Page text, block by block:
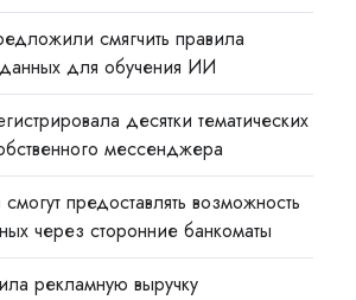
смягчить правила
для обучения ИИ
десятки тематических
мессенджера
предоставлять возможность
через сторонние банкоматы
рекламную выручку